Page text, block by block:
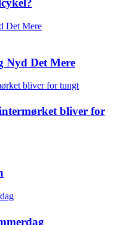
Nyd Det Mere
bliver for